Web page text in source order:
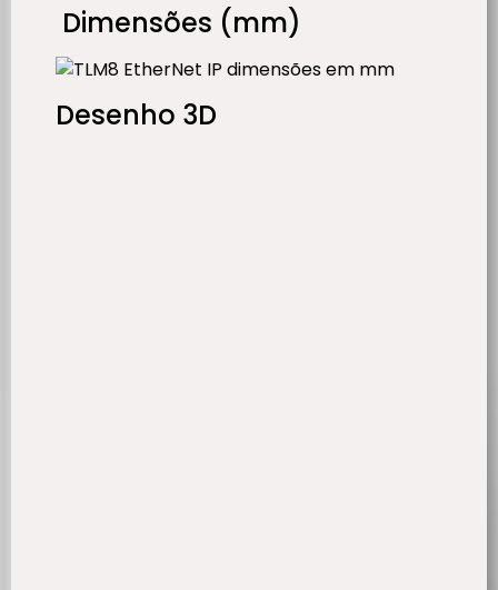
Dimensões (mm)
Desenho 3D